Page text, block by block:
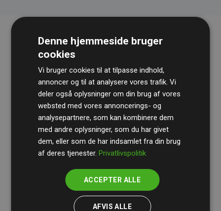
RevisionshusetBDOgennemgår løbende vores
beregninger og metode for at sikre gennemsigtighed
og pålidelighed.
Deres revision dokumenterer, at vores investeringer i
medlemmernes websites estimerede CO₂-
Denne hjemmeside bruger
cookies
Vi bruger cookies til at tilpasse indhold,
annoncer og til at analysere vores trafik. Vi
deler også oplysninger om din brug af vores
websted med vores annoncerings- og
analysepartnere, som kan kombinere dem
med andre oplysninger, som du har givet
dem, eller som de har indsamlet fra din brug
af deres tjenester.Privatlivspolitik
ACCEPTER ALLE
AFVIS ALLE